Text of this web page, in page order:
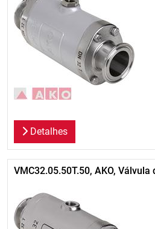
Detalhes
VMC32.05.50T.50, AKO,